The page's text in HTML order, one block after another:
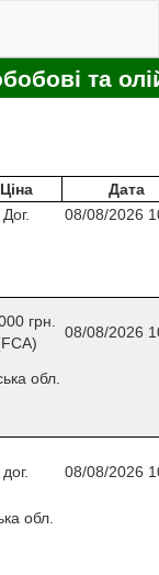
та
Ціна
Дата
Дог.
08/08/2026
грн.
08/08/2026
обл.
дог. 08/08/2026
обл.